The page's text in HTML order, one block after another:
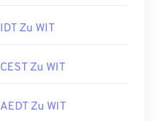
IDT Zu WIT
CEST Zu WIT
AEDT Zu WIT